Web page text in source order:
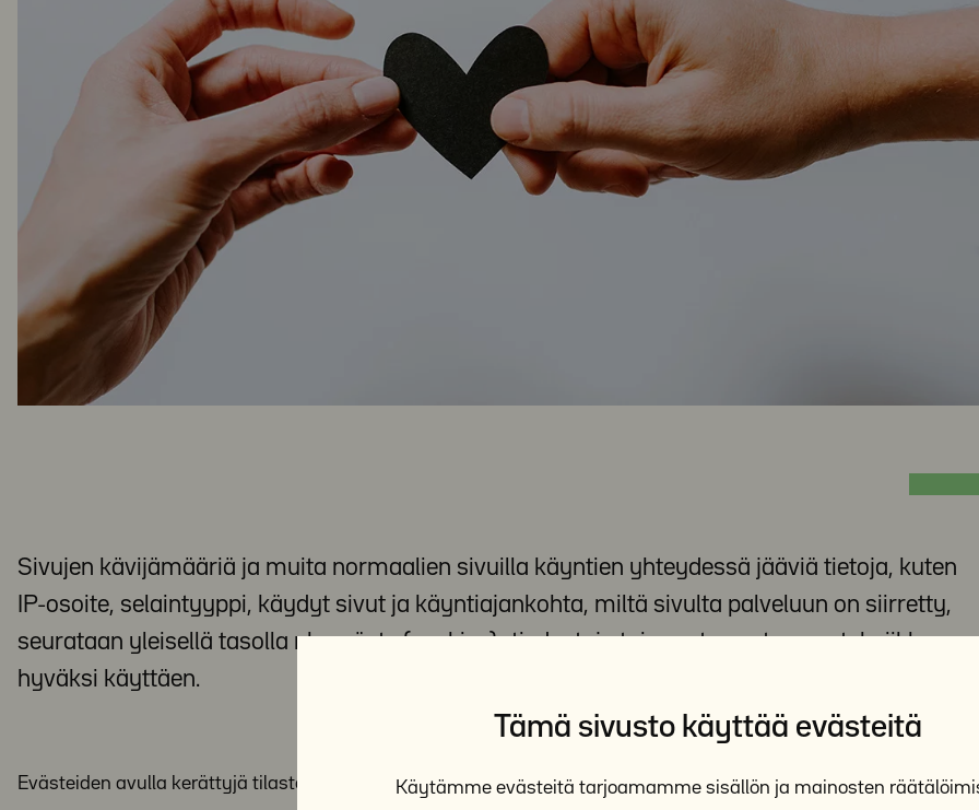
Tämä sivusto käyttää evästeitä
Käytämme evästeitä tarjoamamme sisällön ja mainosten
Sivujen kävijämääriä ja muita normaalien sivuilla käyntien yhteydessä jääviä tietoja, kuten
IP-osoite, selaintyyppi, käydyt sivut ja käyntiajankohta, miltä sivulta palveluun on siirretty,
seurataan yleisellä tasolla nk. eväste (cookies) -tiedostoja tai muuta vastaavaa tekniikkaa
hyväksi käyttäen.
Evästeiden avulla kerättyjä tilastotietoja käytetään sivujen kehittämiseen ja parantamiseen